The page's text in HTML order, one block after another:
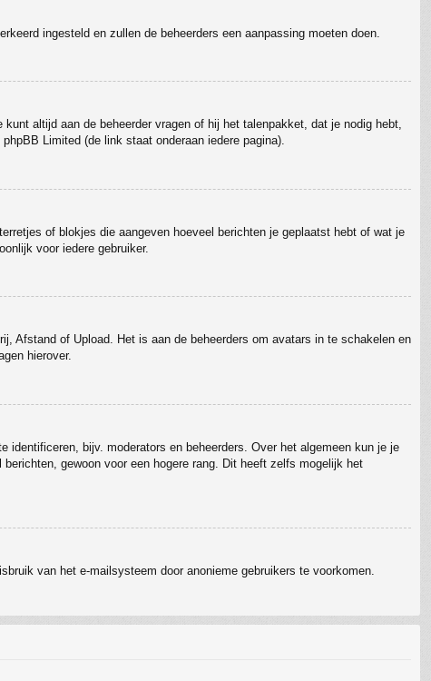
ingesteld en zullen de beheerders een aanpassing moeten doen.
altijd aan de beheerder vragen of hij het talenpakket, dat je nodig hebt,
Limited (de link staat onderaan iedere pagina).
of blokjes die aangeven hoeveel berichten je geplaatst hebt of wat je
voor iedere gebruiker.
Afstand of Upload. Het is aan de beheerders om avatars in te schakelen en
hierover.
identificeren, bijv. moderators en beheerders. Over het algemeen kun je je
gewoon voor een hogere rang. Dit heeft zelfs mogelijk het
van het e-mailsysteem door anonieme gebruikers te voorkomen.